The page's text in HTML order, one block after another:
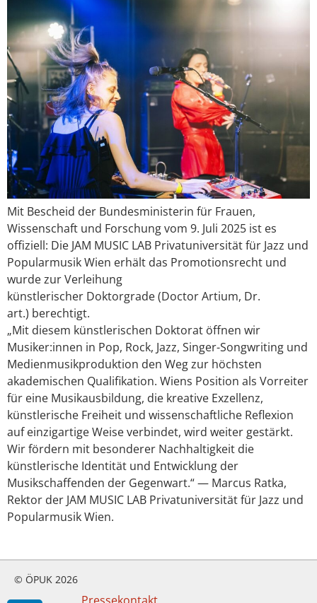
Mit Bescheid der Bundesministerin für Frauen,
Wissenschaft und Forschung vom 9. Juli 2025 ist es
offiziell: Die JAM MUSIC LAB Privatuniversität für Jazz und
Popularmusik Wien erhält das Promotionsrecht und
wurde zur Verleihung
künstlerischer Doktorgrade (Doctor Artium, Dr.
art.) berechtigt.
„Mit diesem künstlerischen Doktorat öffnen wir
Musiker:innen in Pop, Rock, Jazz, Singer-Songwriting und
Medienmusikproduktion den Weg zur höchsten
akademischen Qualifikation. Wiens Position als Vorreiter
für eine Musikausbildung, die kreative Exzellenz,
künstlerische Freiheit und wissenschaftliche Reflexion
auf einzigartige Weise verbindet, wird weiter gestärkt.
Wir fördern mit besonderer Nachhaltigkeit die
künstlerische Identität und Entwicklung der
Musikschaffenden der Gegenwart.“ — Marcus Ratka,
Rektor der JAM MUSIC LAB Privatuniversität für Jazz und
Popularmusik Wien.
© ÖPUK 2026